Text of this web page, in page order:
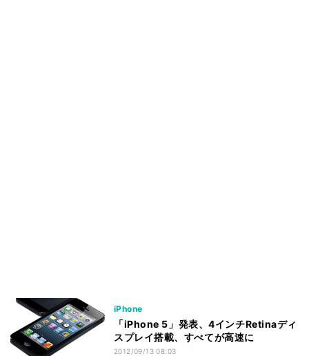
iPhone
「iPhone 5」発表、4インチRetinaディ
スプレイ搭載、すべてが高速に
2012/09/13 08:03